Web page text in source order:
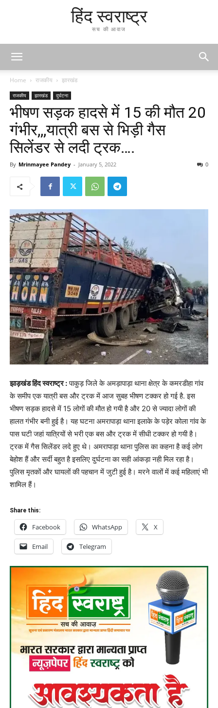
हिंद स्वराष्ट्र
सच की आवाज
Home राजकीय झारखंड
राजकीय झारखंड दुर्घटना
भीषण सड़क हादसे में 15 की मौत 20
गंभीर,,,यात्री बस से भिड़ी गैस
सिलेंडर से लदी ट्रक….
By Mrinmayee Pandey - January 5, 2022 0
झाड़खंड हिंद स्वराष्ट्र :पाकुड़ जिले के अमड़ापाड़ा थाना क्षेत्र के कमरडीहा गांव
के समीप एक यात्री बस और ट्रक में आज सुबह भीषण टक्कर हो गई है. इस
भीषण सड़क हादसे में 15 लोगों की मौत हो गयी है और 20 से ज्यादा लोगों की
हालत गंभीर बनी हुई है। यह घटना अमरापाड़ा थाना इलाके के पड़ेर कोला गांव के
पास घटी जहां यात्रियों से भरी एक बस और ट्रक में सीधी टक्कर हो गयी है।
ट्रक में गैस सिलेंडर लदे हुए थे। अमरापाड़ा थाना पुलिस का कहना है कई लोग
बेहोश हैं और सर्दी बहुत है इसलिए दुर्घटना का सही आंकड़ा नही मिल रहा है।
पुलिस मृतकों और घायलों की पहचान में जुटी हुई है। मरने वालों में कई महिलाएं भी
शामिल हैं।
Share this:
Facebook WhatsApp X
Email Telegram